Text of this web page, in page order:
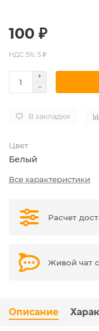
100 ₽
НДС 5%: 5 ₽
В закладки
Цвет
Белый
Все характеристики
Расчет
Живой чат
Описание